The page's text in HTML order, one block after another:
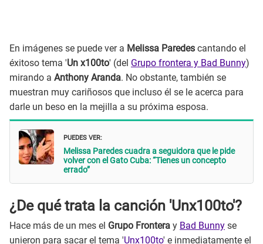
En imágenes se puede ver a Melissa Paredes cantando el
éxitoso tema 'Un x100to' (del Grupo frontera y Bad Bunny)
mirando a Anthony Aranda. No obstante, también se
muestran muy cariñosos que incluso él se le acerca para
darle un beso en la mejilla a su próxima esposa.
PUEDES VER:
Melissa Paredes cuadra a seguidora que le pide
volver con el Gato Cuba: “Tienes un concepto
errado”
¿De qué trata la canción 'Unx100to'?
Hace más de un mes el Grupo Frontera y Bad Bunny se
unieron para sacar el tema 'Unx100to' e inmediatamente el